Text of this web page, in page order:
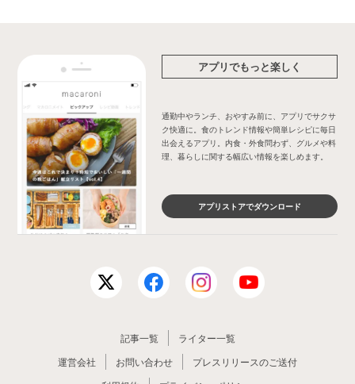
アプリでもっと楽しく
通勤中やランチ、おやすみ前に、アプリでサクサ
ク快適に。食のトレンド情報や簡単レシピに毎日
出会えるアプリ。内食・外食問わず、グルメや料
理、暮らしに関する幅広い情報を楽しめます。
アプリストアでダウンロード
記事一覧
ライター一覧
運営会社
お問い合わせ
プレスリリースのご送付